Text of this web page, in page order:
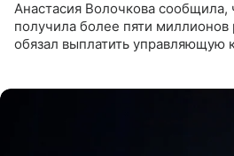
Анастасия Волочкова сообщила,
получила более пяти миллионов
обязал выплатить управляющую